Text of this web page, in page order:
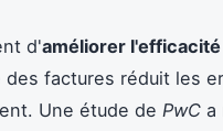
d'améliorer l'efficacité
factures réduit les
Une étude de PwC a